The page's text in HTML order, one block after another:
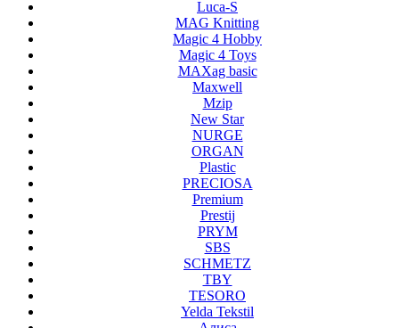
Luca-S
MAG Knitting
Magic 4 Hobby
Magic 4 Toys
MAXag basic
Maxwell
Mzip
New Star
NURGE
ORGAN
Plastic
PRECIOSA
Premium
Prestij
PRYM
SBS
SCHMETZ
TBY
TESORO
Yelda Tekstil